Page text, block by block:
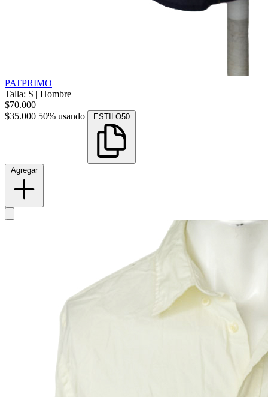
PATPRIMO
Talla: S | Hombre
$70.000
$35.000 50% usando ESTILO50
Agregar